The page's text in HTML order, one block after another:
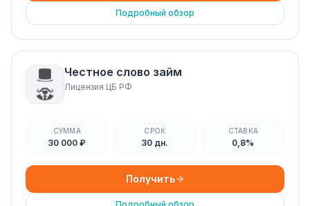
Подробный обзор
Честное слово займ
Лицензия ЦБ РФ
СУММА
30 000 ₽
СРОК
30 дн.
СТАВКА
0,8%
Получить